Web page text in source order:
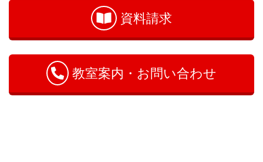
資料請求
教室案内・お問い合わせ